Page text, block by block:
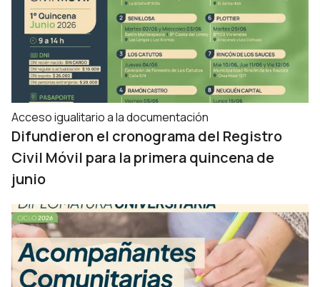
Acceso igualitario a la documentación
Difundieron el cronograma del Registro
Civil Móvil para la primera quincena de
junio